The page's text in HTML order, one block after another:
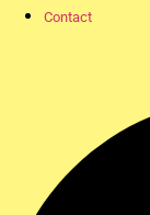
Contact